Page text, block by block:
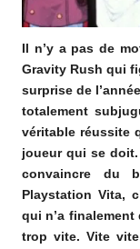
Il n’y a pas de
Gravity Rush qui
surprise de
totalement
véritable réussite
joueur qui se
convaincre du
Playstation Vita,
qui n’a
trop vite. Vite